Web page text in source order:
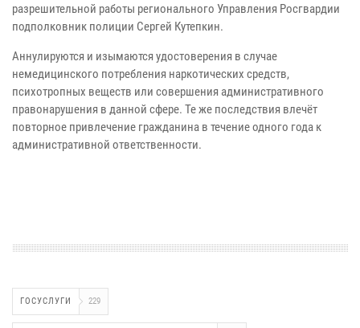
разрешительной работы регионального Управления Росгвардии
подполковник полиции Сергей Кутепкин.
Аннулируются и изымаются удостоверения в случае
немедицинского потребления наркотических средств,
психотропных веществ или совершения административного
правонарушения в данной сфере. Те же последствия влечёт
повторное привлечение гражданина в течение одного года к
административной ответственности.
ГОСУСЛУГИ 229